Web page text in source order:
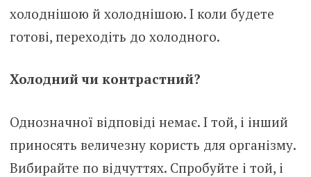
холоднішою й холоднішою. І коли будете
готові, переходіть до холодного.
Холодний чи контрастний?
Однозначної відповіді немає. І той, і інший
приносять величезну користь для організму.
Вибирайте по відчуттях. Спробуйте і той, і